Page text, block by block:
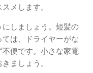
メします。
しましょう。短髪の
は、ドライヤーがな
便です。小さな家電
ましょう。